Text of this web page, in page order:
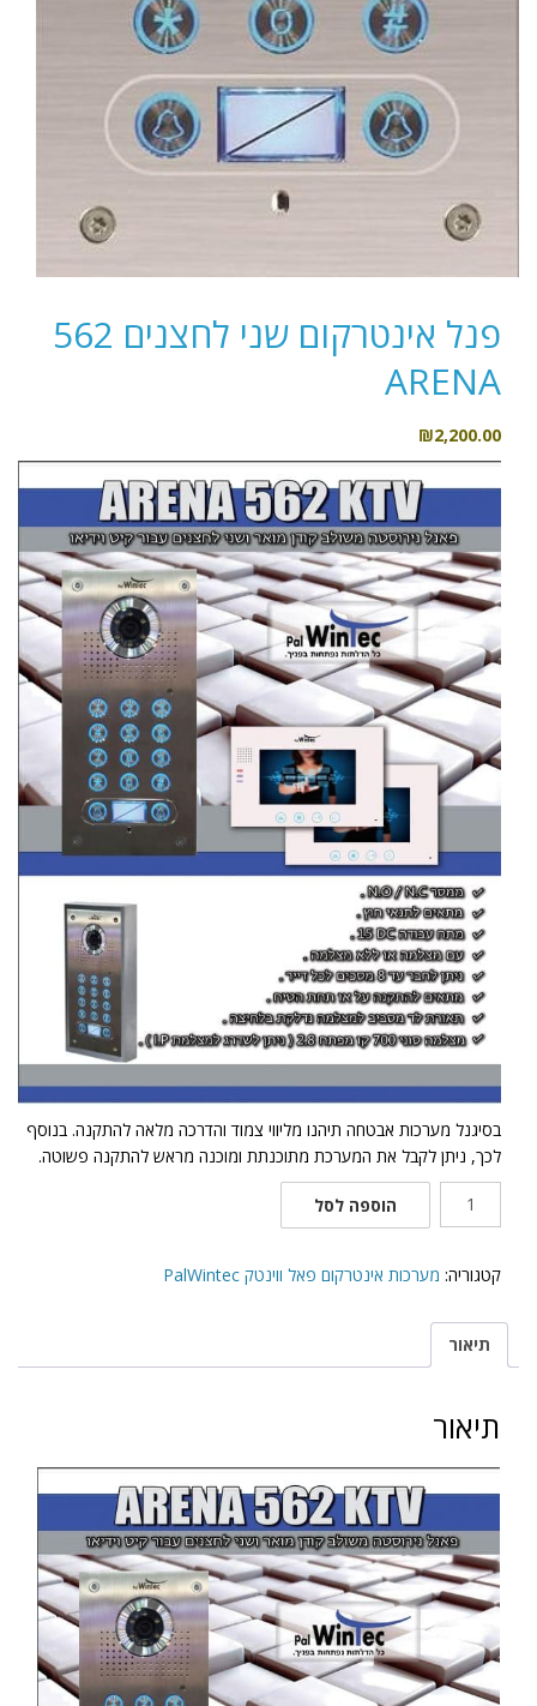
פנל אינטרקום שני לחצנים 562
ARENA
₪2,200.00
בסיגנל מערכות אבטחה תיהנו מליווי צמוד והדרכה מלאה להתקנה. בנוסף
לכך, ניתן לקבל את המערכת מתוכנתת ומוכנה מראש להתקנה פשוטה.
כמות
אינטרקום
לחצנים
562
הוספה לסל
קטגוריה: מערכות אינטרקום פאל ווינטק PalWintec
תיאור
תיאור